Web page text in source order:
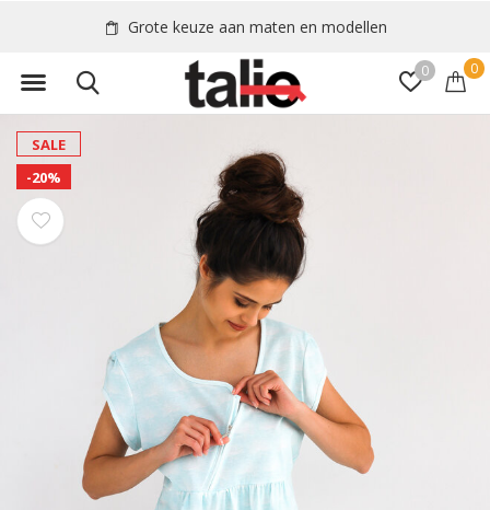
0 0
Grote keuze aan maten en modellen
SALE
-20%